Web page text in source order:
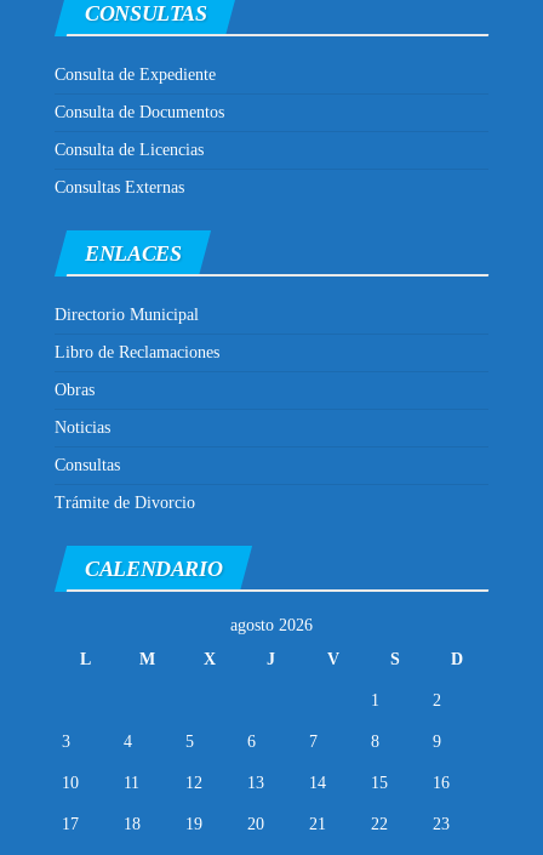
CONSULTAS
Consulta de Expediente
Consulta de Documentos
Consulta de Licencias
Consultas Externas
ENLACES
Directorio Municipal
Libro de Reclamaciones
Obras
Noticias
Consultas
Trámite de Divorcio
CALENDARIO
agosto 2026
L
M X J V S D
1 2
3 4 5 6 7 8 9
10 11 12 13 14 15 16
17 18 19 20 21 22 23